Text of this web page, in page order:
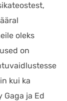
oleks
on
kui ka
Gaga ja Ed